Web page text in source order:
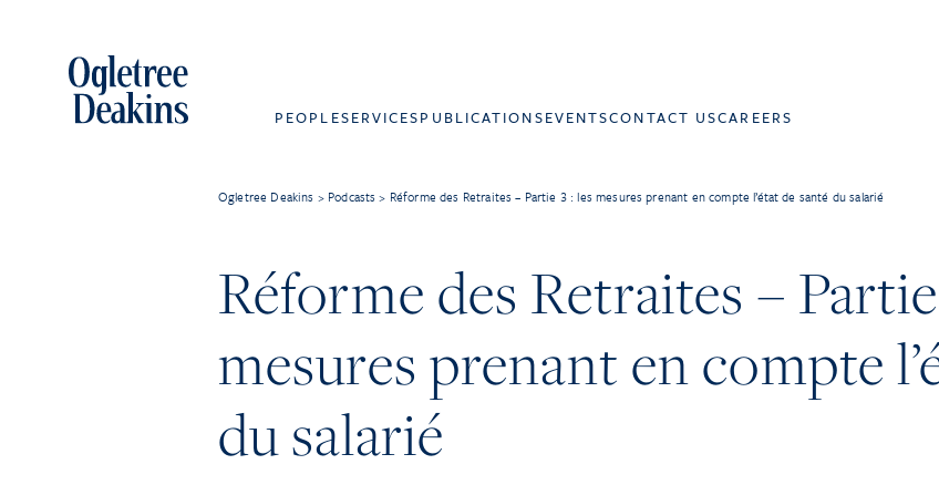
PEOPLESERVICESPUBLICATIONSEVENTSCONTACT USCAREERS
Ogletree Deakins > Podcasts > Réforme des Retraites – Partie 3 : les mesures prenant en compte l’état de santé du salarié
Réforme des Retraites –
mesures prenant en compte
du salarié